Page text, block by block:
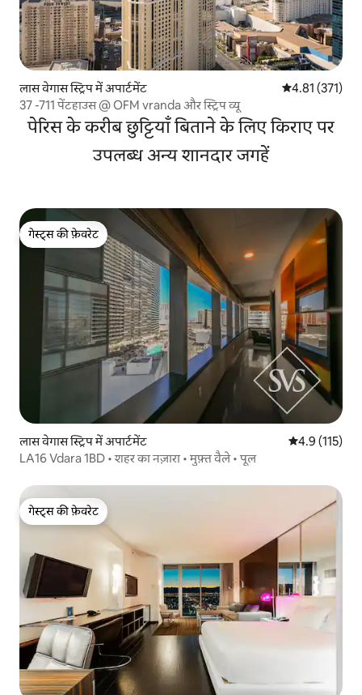
लास वेगास स्ट्रिप में अपार्टमेंट औसत रेटिंग 5 में से
4.81 (371)
37 -711 पेंटहाउस @ OFM vranda और स्ट्रिप व्यू
पेरिस के करीब छुट्टियाँ बिताने के लिए किराए पर
उपलब्ध अन्य शानदार जगहें
गेस्ट्स की फ़ेवरेट
गेस्ट्स की फ़ेवरेट
लास वेगास स्ट्रिप में अपार्टमेंट औसत रेटिंग 5 में
4.9 (115)
LA16 Vdara 1BD • शहर का नज़ारा • मुफ़्त वैले • पूल
गेस्ट्स की फ़ेवरेट
गेस्ट्स की फ़ेवरेट